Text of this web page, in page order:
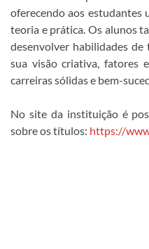
oferecendo aos estudantes
teoria e prática. Os alunos
desenvolver habilidades
sua visão criativa, fatores
carreiras sólidas e bem-
No site da instituição é
sobre os títulos: https://